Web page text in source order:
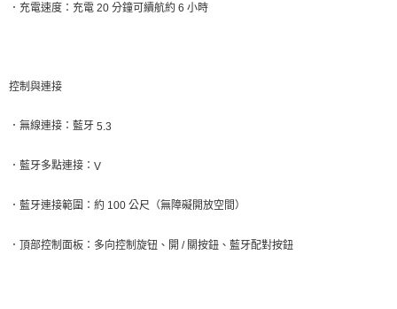
． 充電速度：充電 20 分鐘可續航約 6 小時
控制與連接
． 無線連接：藍牙 5.3
． 藍牙多點連接： V
． 藍牙連接範圍：約 100 公尺（無障礙開放空間）
． 頂部控制面板：多向控制旋钮、開 / 關按鈕、藍牙配對按鈕